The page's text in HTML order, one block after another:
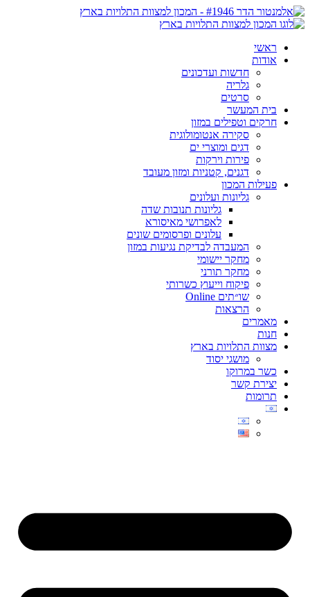
ראשי
אודות
חדשות ועדכונים
גלריה
סרטים
בית המעשר
חרקים וטפילים במזון
סקירה אנטומולוגית
דגים ומוצרי ים
פירות וירקות
דגנים, קטניות ומזון מעובד
פעילות המכון
גליונות ועלונים
גליונות תנובות שדה
לאפרושי מאיסורא
עלונים ופרסומים שונים
המעבדה לבדיקת נגיעות במזון
מחקר יישומי
מחקר תורני
פיקוח וייעוץ כשרותי
שו״תים Online
הרצאות
מאמרים
חנות
מצוות התלויות בארץ
מושגי יסוד
כשר במרוקו
יצירת קשר
תרומות